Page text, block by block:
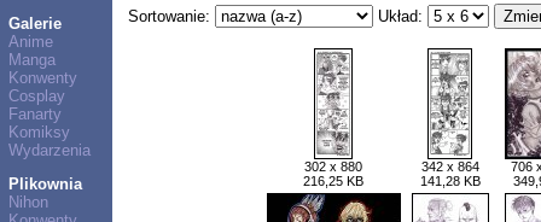
Galerie
Anime
Manga
Konwenty
Cosplay
Fanarty
Komiksy
Wydarzenia
Plikownia
Nihon
Sortowanie: Układ:
302 x 880
216,25 KB
342 x 864
141,28 KB
706